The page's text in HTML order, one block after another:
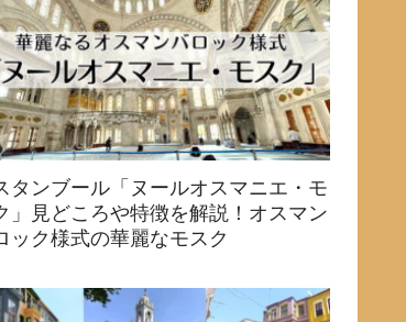
タンブール「ヌールオスマニエ・モ
」見どころや特徴を解説！オスマン
ック様式の華麗なモスク